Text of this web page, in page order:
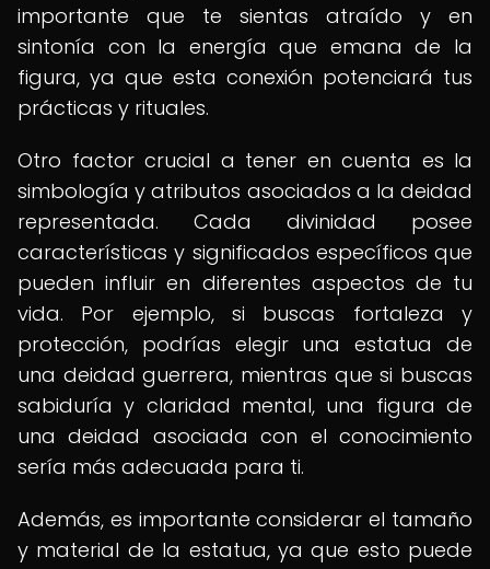
importante que te sientas atraído y en
sintonía con la energía que emana de la
figura, ya que esta conexión potenciará tus
prácticas y rituales.
Otro factor crucial a tener en cuenta es la
simbología y atributos asociados a la deidad
representada. Cada divinidad posee
características y significados específicos que
pueden influir en diferentes aspectos de tu
vida. Por ejemplo, si buscas fortaleza y
protección, podrías elegir una estatua de
una deidad guerrera, mientras que si buscas
sabiduría y claridad mental, una figura de
una deidad asociada con el conocimiento
sería más adecuada para ti.
Además, es importante considerar el tamaño
y material de la estatua, ya que esto puede